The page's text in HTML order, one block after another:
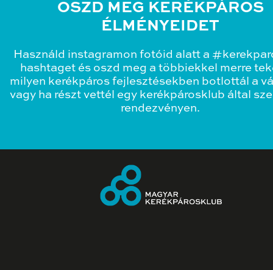
OSZD MEG KERÉKPÁROS
ÉLMÉNYEIDET
Használd instagramon fotóid alatt a
hashtaget és oszd meg a többiekkel merre
milyen kerékpáros fejlesztésekben botlottál a
vagy ha részt vettél egy kerékpárosklub által
rendezvényen.